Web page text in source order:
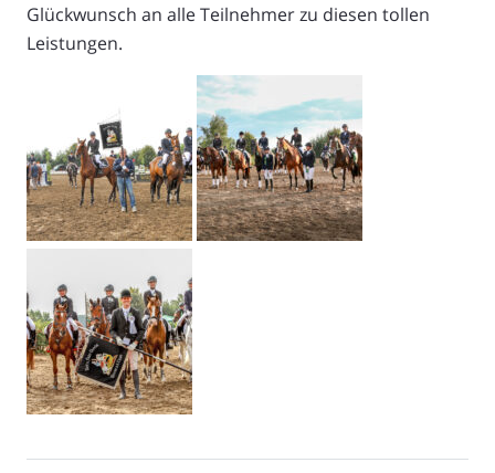
Glückwunsch an alle Teilnehmer zu diesen tollen
Leistungen.